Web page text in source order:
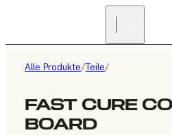
Alle Produkte/Teile/
FAST CURE
BOARD